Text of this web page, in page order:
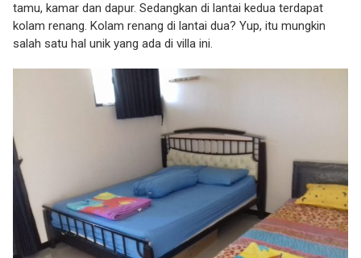
tamu, kamar dan dapur. Sedangkan di lantai kedua terdapat
kolam renang. Kolam renang di lantai dua? Yup, itu mungkin
salah satu hal unik yang ada di villa ini.